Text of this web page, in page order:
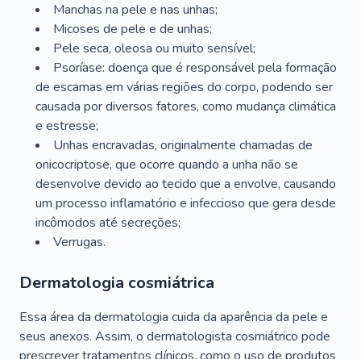
Manchas na pele e nas unhas;
Micoses de pele e de unhas;
Pele seca, oleosa ou muito sensível;
Psoríase: doença que é responsável pela formação
de escamas em várias regiões do corpo, podendo ser
causada por diversos fatores, como mudança climática
e estresse;
Unhas encravadas, originalmente chamadas de
onicocriptose, que ocorre quando a unha não se
desenvolve devido ao tecido que a envolve, causando
um processo inflamatório e infeccioso que gera desde
incômodos até secreções;
Verrugas.
Dermatologia cosmiátrica
Essa área da dermatologia cuida da aparência da pele e
seus anexos. Assim, o dermatologista cosmiátrico pode